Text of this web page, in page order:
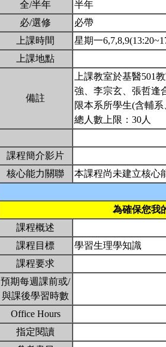
全/半年
半年
必/選修
必帶
上課時間
星期一
上課地點
備註
上課教室於基醫501
強、李宗玄、張哲逢
限本系所學生(含輔
總人數上限：30人
課程簡介影片
核心能力關聯
本課程尚未建立核心
為確保您我
課程概述
課程目標
學習生理學知識
課程要求
預期每週課前或/
與課後學習時數
Office Hours
指定閱讀